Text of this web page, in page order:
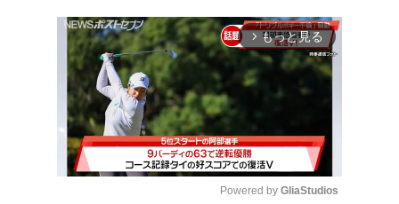
arrow_forward_ios もっと見る
Powered by GliaStudios